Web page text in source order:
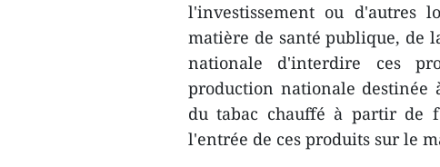
l'investissement ou d'autres
matière de santé publique, de
nationale d'interdire ces
production nationale
du tabac chauffé à partir de
l'entrée de ces produits sur le